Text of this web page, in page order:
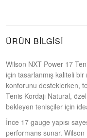
ÜRÜN BILGISI
Wilson NXT Power 17
için tasarlanmış kaliteli
konforunu desteklerken,
Tenis Kordajı Natural,
bekleyen tenisçiler için
İnce 17 gauge yapısı
performans sunar.